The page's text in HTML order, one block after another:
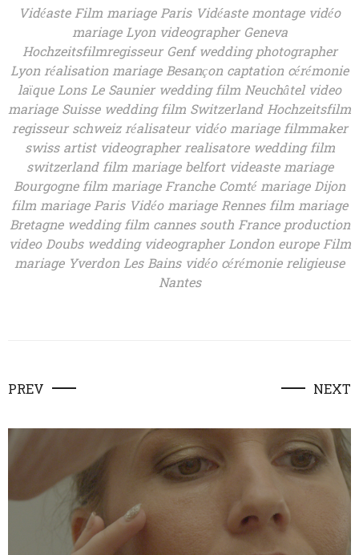
Vidéaste Film mariage Paris Vidéaste montage vidéo
mariage Lyon videographer Geneva
Hochzeitsfilmregisseur Genf wedding photographer
Lyon réalisation mariage Besançon captation cérémonie
laïque Lons Le Saunier wedding film Neuchâtel video
mariage Suisse wedding film Switzerland Hochzeitsfilm
regisseur schweiz réalisateur vidéo mariage filmmaker
swiss artist videographer realisatore wedding film
switzerland film mariage belfort videaste mariage
Bourgogne film mariage Franche Comté mariage Dijon
film mariage Paris Vidéo mariage Rennes film mariage
Bretagne wedding film cannes south France production
video Doubs wedding videographer London europe Film
mariage Yverdon Les Bains vidéo cérémonie religieuse
Nantes
PREV NEXT